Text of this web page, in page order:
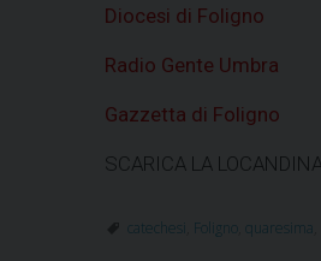
Diocesi di Foligno
Radio Gente Umbra
Gazzetta di Foligno
SCARICA LA
catechesi Foligno quaresima